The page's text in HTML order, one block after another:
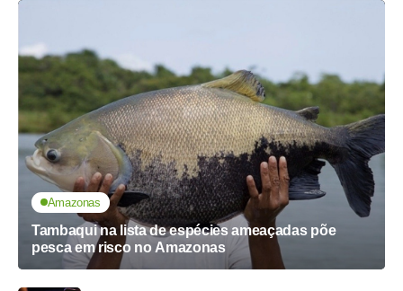
Amazonas
Tambaqui na lista de espécies ameaçadas põe
pesca em risco no Amazonas